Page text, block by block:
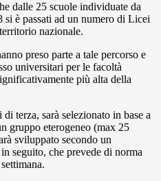
dalle 25 scuole individuate da
è passati ad un numero di Licei
nazionale.
preso parte a tale percorso e
universitari per le facoltà
più alta della
terza, sarà selezionato in base a
gruppo eterogeneo (max 25
sviluppato secondo un
seguito, che prevede di norma